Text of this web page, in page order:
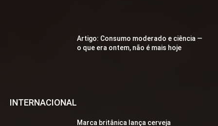
Artigo: Consumo moderado e ciência —
o que era ontem, não é mais hoje
INTERNACIONAL
Marca britânica lança cerveja